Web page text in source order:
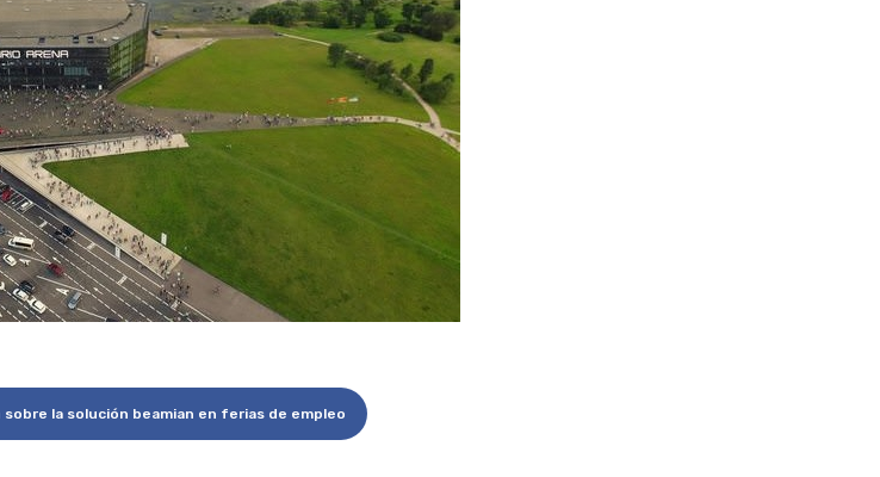
la solución beamian en ferias de empleo